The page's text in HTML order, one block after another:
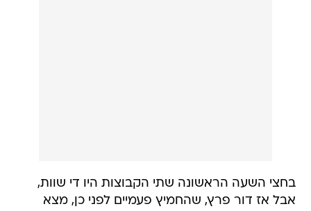
בחצי השעה הראשונה שתי הקבוצות היו די שוות,
אבל אז דור פרץ, שהחמיץ פעמיים לפני כן, מצא